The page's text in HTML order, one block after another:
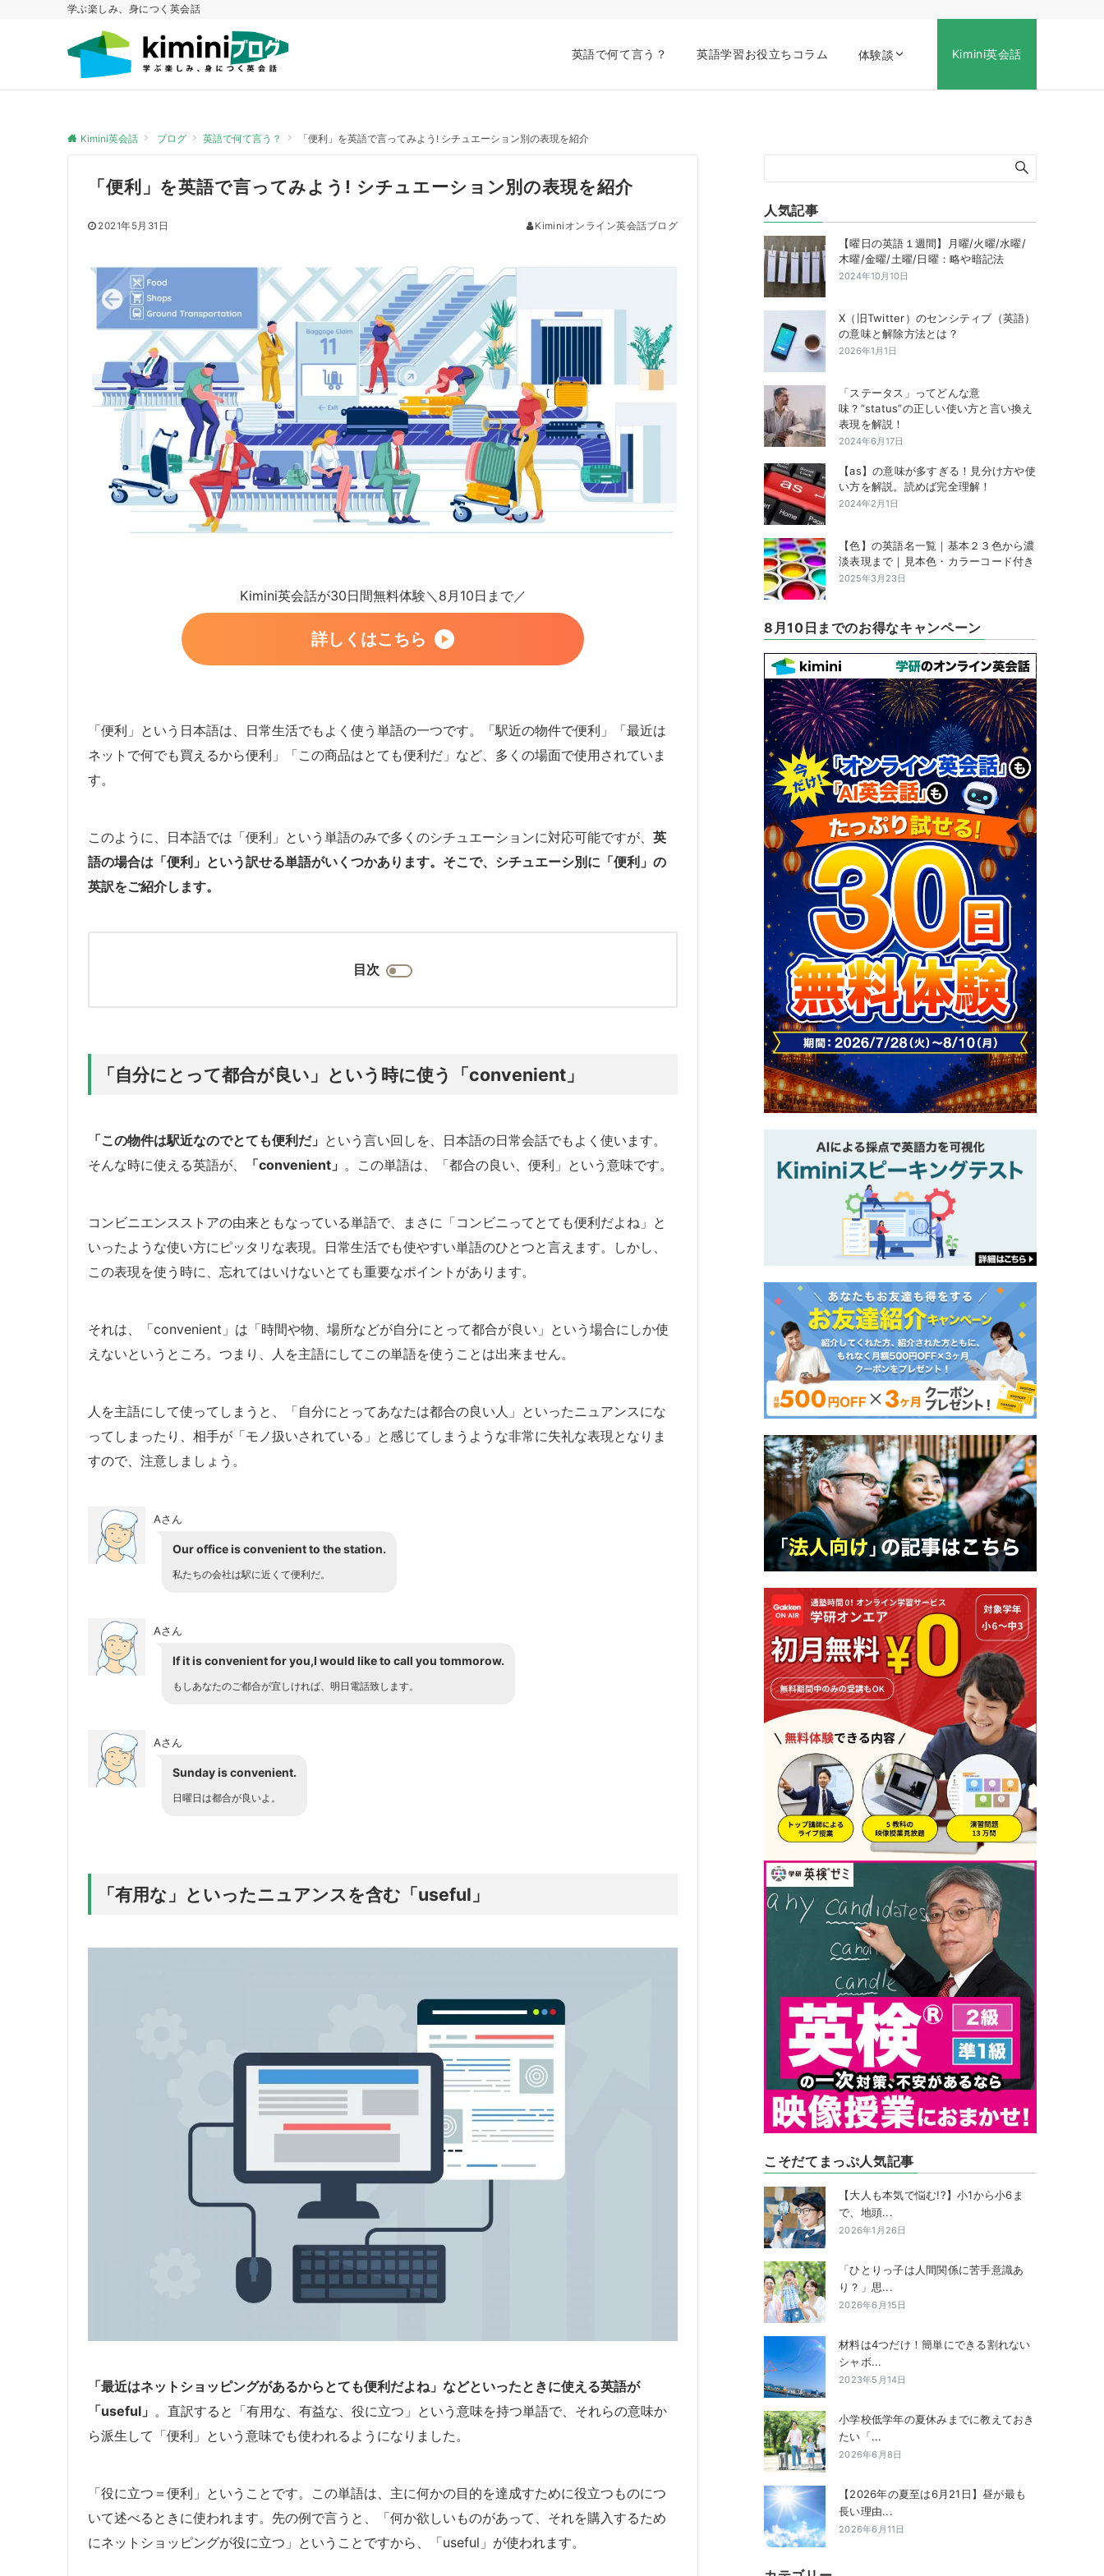
学ぶ楽しみ、身につく英会話
英語で何て言う？ 英語学習お役立ちコラム 体験談 Kimini英会話
Kimini英会話 ブログ 英語で何て言う？ 「便利」を英語で言ってみよう! シチュエーション別の表現を紹介
「便利」を英語で言ってみよう! シチュエーション別の表現を紹介
2021年5月31日 Kiminiオンライン英会話ブログ
Kimini英会話が30日間無料体験＼8月10日まで／
詳しくはこちら
「便利」という日本語は、日常生活でもよく使う単語の一つです。「駅近の物件で便利」「最近は
ネットで何でも買えるから便利」「この商品はとても便利だ」など、多くの場面で使用されていま
す。
このように、日本語では「便利」という単語のみで多くのシチュエーションに対応可能ですが、 英
語の場合は「便利」という訳せる単語がいくつかあります。そこで、シチュエーシ別に「便利」の
英訳をご紹介します。
目次
「自分にとって都合が良い」という時に使う「convenient」
「この物件は駅近なのでとても便利だ」 という言い回しを、日本語の日常会話でもよく使います。
そんな時に使える英語が、
「convenient」 。この単語は、「都合の良い、便利」という意味です。
コンビニエンスストアの由来ともなっている単語で、まさに「コンビニってとても便利だよね」と
いったような使い方にピッタリな表現。日常生活でも使やすい単語のひとつと言えます。しかし、
この表現を使う時に、忘れてはいけないとても重要なポイントがあります。
それは、「convenient」は「時間や物、場所などが自分にとって都合が良い」という場合にしか使
えないというところ。つまり、人を主語にしてこの単語を使うことは出来ません。
人を主語にして使ってしまうと、「自分にとってあなたは都合の良い人」といったニュアンスにな
ってしまったり、相手が「モノ扱いされている」と感じてしまうような非常に失礼な表現となりま
すので、注意しましょう。
Aさん
Our office is convenient to the station.
私たちの会社は駅に近くて便利だ。
Aさん
If it is convenient for you,I would like to call you tommorow.
もしあなたのご都合が宜しければ、明日電話致します。
Aさん
Sunday is convenient.
日曜日は都合が良いよ。
「有用な」といったニュアンスを含む「useful」
「最近はネットショッピングがあるからとても便利だよね」などといったときに使える英語が
「useful」 。直訳すると「有用な、有益な、役に立つ」という意味を持つ単語で、それらの意味か
ら派生して「便利」という意味でも使われるようになりました。
「役に立つ＝便利」ということです。この単語は、主に何かの目的を達成すために役立つものにつ
いて述べるときに使われます。先の例で言うと、「何か欲しいものがあって、それを購入するため
にネットショッピングが役に立つ」ということですから、「useful」が使われます。
人気記事
【曜日の英語１週間】月曜/火曜/水曜/
木曜/金曜/土曜/日曜：略や暗記法
2024年10月10日
X（旧Twitter）のセンシティブ（英語）
の意味と解除方法とは？
2026年1月1日
「ステータス」ってどんな意
味？”status”の正しい使い方と言い換え
表現を解説！
2024年6月17日
【as】の意味が多すぎる！見分け方や使
い方を解説。読めば完全理解！
2024年2月1日
【色】の英語名一覧｜基本２３色から濃
淡表現まで｜見本色・カラーコード付き
2025年3月23日
8月10日までのお得なキャンペーン
こそだてまっぷ人気記事
【大人も本気で悩む!?】小1から小6ま
で、地頭...
2026年1月26日
「ひとりっ子は人間関係に苦手意識あ
り？」思...
2026年6月15日
材料は4つだけ！簡単にできる割れない
シャボ...
2023年5月14日
小学校低学年の夏休みまでに教えておき
たい「...
2026年6月8日
【2026年の夏至は6月21日】昼が最も
長い理由...
2026年6月11日